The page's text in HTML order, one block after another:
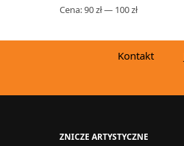
Cena:90 zł— 100 zł
Kontakt
ZNICZE ARTYSTYCZNE